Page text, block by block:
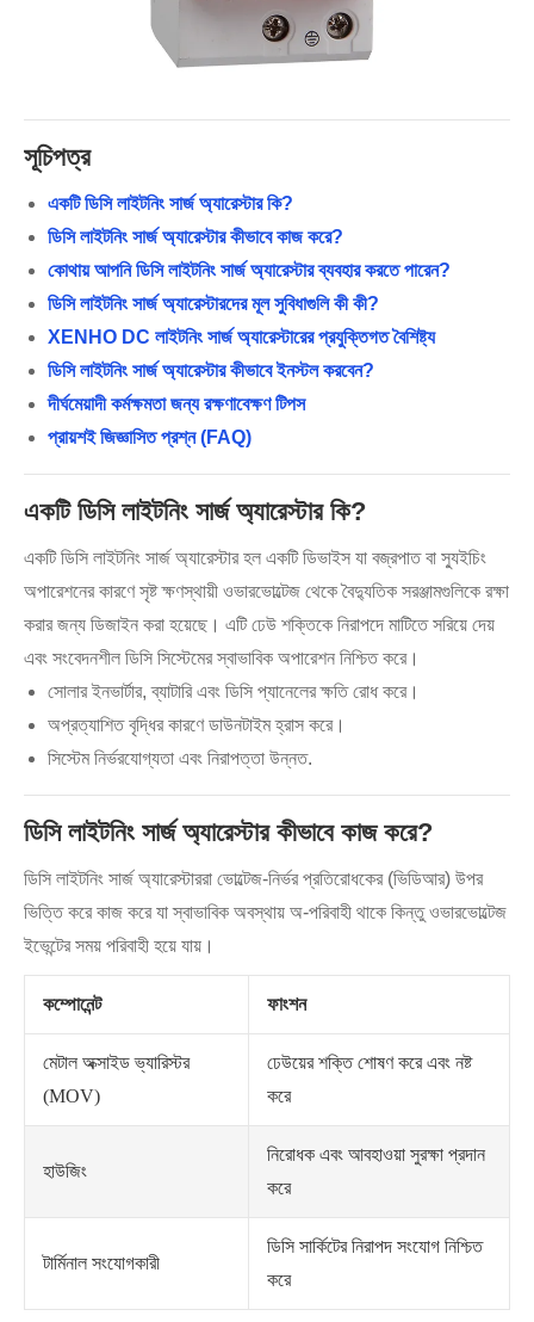
সূচিপত্র
একটি ডিসি লাইটনিং সার্জ অ্যারেস্টার কি?
ডিসি লাইটনিং সার্জ অ্যারেস্টার কীভাবে কাজ করে?
কোথায় আপনি ডিসি লাইটনিং সার্জ অ্যারেস্টার ব্যবহার করতে পারেন?
ডিসি লাইটনিং সার্জ অ্যারেস্টারদের মূল সুবিধাগুলি কী কী?
XENHO DC লাইটনিং সার্জ অ্যারেস্টারের প্রযুক্তিগত বৈশিষ্ট্য
ডিসি লাইটনিং সার্জ অ্যারেস্টার কীভাবে ইনস্টল করবেন?
দীর্ঘমেয়াদী কর্মক্ষমতা জন্য রক্ষণাবেক্ষণ টিপস
প্রায়শই জিজ্ঞাসিত প্রশ্ন (FAQ)
একটি ডিসি লাইটনিং সার্জ অ্যারেস্টার কি?
একটি ডিসি লাইটনিং সার্জ অ্যারেস্টার হল একটি ডিভাইস যা বজ্রপাত বা স্যুইচিং
অপারেশনের কারণে সৃষ্ট ক্ষণস্থায়ী ওভারভোল্টেজ থেকে বৈদ্যুতিক সরঞ্জামগুলিকে রক্ষা
করার জন্য ডিজাইন করা হয়েছে। এটি ঢেউ শক্তিকে নিরাপদে মাটিতে সরিয়ে দেয়
এবং সংবেদনশীল ডিসি সিস্টেমের স্বাভাবিক অপারেশন নিশ্চিত করে।
সোলার ইনভার্টার, ব্যাটারি এবং ডিসি প্যানেলের ক্ষতি রোধ করে।
অপ্রত্যাশিত বৃদ্ধির কারণে ডাউনটাইম হ্রাস করে।
সিস্টেম নির্ভরযোগ্যতা এবং নিরাপত্তা উন্নত.
ডিসি লাইটনিং সার্জ অ্যারেস্টার কীভাবে কাজ করে?
ডিসি লাইটনিং সার্জ অ্যারেস্টাররা ভোল্টেজ-নির্ভর প্রতিরোধকের (ভিডিআর) উপর
ভিত্তি করে কাজ করে যা স্বাভাবিক অবস্থায় অ-পরিবাহী থাকে কিন্তু ওভারভোল্টেজ
ইভেন্টের সময় পরিবাহী হয়ে যায়।
কম্পোনেন্ট ফাংশন
মেটাল অক্সাইড ভ্যারিস্টর
(MOV)
ঢেউয়ের শক্তি শোষণ করে এবং নষ্ট
করে
হাউজিং
নিরোধক এবং আবহাওয়া সুরক্ষা প্রদান
করে
টার্মিনাল সংযোগকারী
ডিসি সার্কিটের নিরাপদ সংযোগ নিশ্চিত
করে